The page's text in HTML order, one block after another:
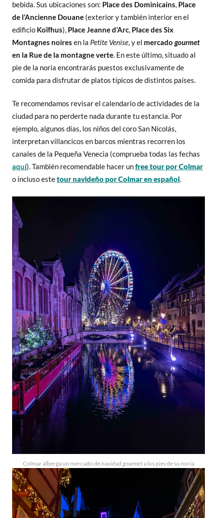
bebida. Sus ubicaciones son: Place des Dominicains, Place
de l’Ancienne Douane (exterior y también interior en el
edificio Koïfhus), Place Jeanne d’Arc, Place des Six
Montagnes noires en la Petite Venise, y el mercado gourmet
en la Rue de la montagne verte. En este último, situado al
pie de la noria encontrarás puestos exclusivamente de
comida para disfrutar de platos típicos de distintos países.
Te recomendamos revisar el calendario de actividades de la
ciudad para no perderte nada durante tu estancia. Por
ejemplo, algunos días, los niños del coro San Nicolás,
interpretan villancicos en barcos mientras recorren los
canales de la Pequeña Venecia (comprueba todas las fechas
aquí). También recomendable hacer unfree tour por Colmar
o incluso estetour navideño por Colmar en español.
Colmar alberga un mercado de navidad gourmeta los pies de su noria